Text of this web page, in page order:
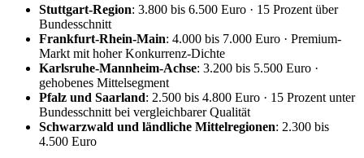
Stuttgart-Region: 3.800 bis 6.500 Euro · 15 Prozent über
Bundesschnitt
Frankfurt-Rhein-Main: 4.000 bis 7.000 Euro · Premium-
Markt mit hoher Konkurrenz-Dichte
Karlsruhe-Mannheim-Achse: 3.200 bis 5.500 Euro ·
gehobenes Mittelsegment
Pfalz und Saarland: 2.500 bis 4.800 Euro · 15 Prozent unter
Bundesschnitt bei vergleichbarer Qualität
Schwarzwald und ländliche Mittelregionen: 2.300 bis
4.500 Euro